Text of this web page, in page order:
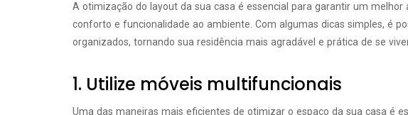
A otimização do layout da sua casa é essencial para garantir um
conforto e funcionalidade ao ambiente. Com algumas dicas simples, é
organizados, tornando sua residência mais agradável e prática de se
1. Utilize móveis multifuncionais
Uma das maneiras mais eficientes de otimizar o espaço da sua casa é